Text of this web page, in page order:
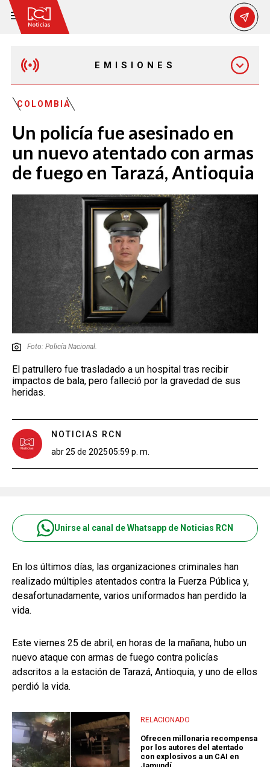
EMISIONES
EMISIÓN 12:30 PM
EMISIÓN 7:00 PM
EMISIÓN 11:30 PM
COLOMBIA
Un policía fue asesinado en
un nuevo atentado con armas
de fuego en Tarazá, Antioquia
Foto: Policía Nacional.
El patrullero fue trasladado a un hospital tras recibir
impactos de bala, pero falleció por la gravedad de sus
heridas.
NOTICIAS RCN
abr 25 de 202505:59 p. m.
Unirse al canal de Whatsapp de Noticias RCN
En los últimos días, las organizaciones criminales han
realizado múltiples atentados contra la Fuerza Pública y,
desafortunadamente, varios uniformados han perdido la
vida.
Este viernes 25 de abril, en horas de la mañana, hubo un
nuevo ataque con armas de fuego contra policías
adscritos a la estación de Tarazá, Antioquia, y uno de ellos
perdió la vida.
RELACIONADO
Ofrecen millonaria recompensa
por los autores del atentado
con explosivos a un CAI en